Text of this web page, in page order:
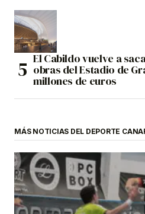
El Cabildo vuelve a
obras del Estadio de
millones de euros
MÁS NOTICIAS DEL DEPORTE